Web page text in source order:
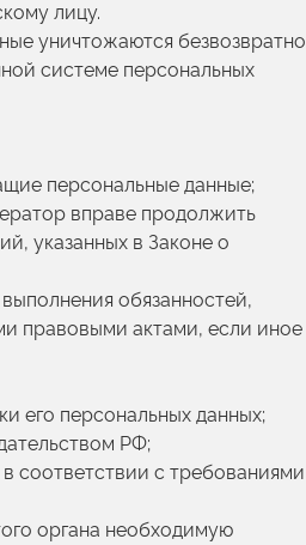
лицу.
уничтожаются безвозвратно
системе персональных
персональные данные;
вправе продолжить
указанных в Законе о
обязанностей,
правовыми актами, если иное
его персональных данных;
РФ;
соответствии с требованиями
органа необходимую